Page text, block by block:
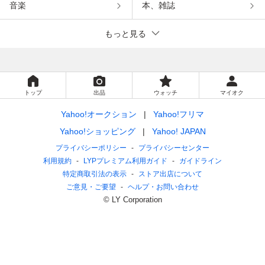
音楽 本、雑誌
もっと見る
トップ 出品 ウォッチ マイオク
Yahoo!オークション
Yahoo!フリマ
Yahoo!ショッピング
Yahoo! JAPAN
プライバシーポリシー
プライバシーセンター
利用規約
LYPプレミアム利用ガイド
ガイドライン
特定商取引法の表示
ストア出店について
ご意見・ご要望
ヘルプ・お問い合わせ
© LY Corporation